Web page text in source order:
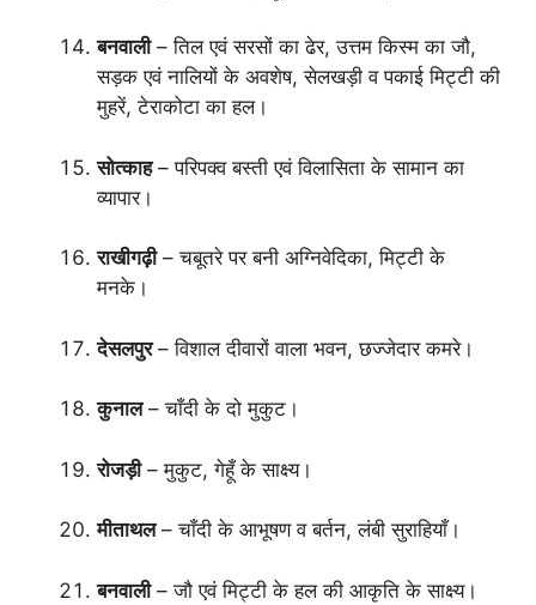
बनवाली– तिल एवं सरसों का ढेर, उत्तम किस्म का जौ,
सड़क एवं नालियों के अवशेष, सेलखड़ी व पकाई मिट्टी की
मुहरें, टेराकोटा का हल।
सोत्काह– परिपक्व बस्ती एवं विलासिता के सामान का
व्यापार।
राखीगढ़ी– चबूतरे पर बनी अग्निवेदिका, मिट्टी के
मनके।
देसलपुर– विशाल दीवारों वाला भवन, छज्जेदार कमरे।
कुनाल– चाँदी के दो मुकुट।
रोजड़ी– मुकुट, गेहूँ के साक्ष्य।
मीताथल– चाँदी के आभूषण व बर्तन, लंबी सुराहियाँ।
बनवाली– जौ एवं मिट्टी के हल की आकृति के साक्ष्य।